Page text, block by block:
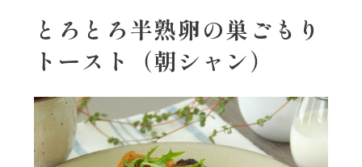
果実のレシピ
朝シャン（ごはん派）
朝シャン（パン派）
ヘルシー（150kcal以下）
あえるハコネーゼミートソース
あえるハコネーゼナポリタン
とろとろ半熟卵の巣ごもり
トースト（朝シャン）